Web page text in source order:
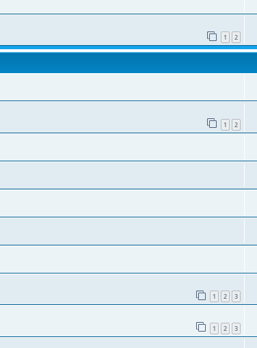
1 2
1 2
1 2 3
1 2 3